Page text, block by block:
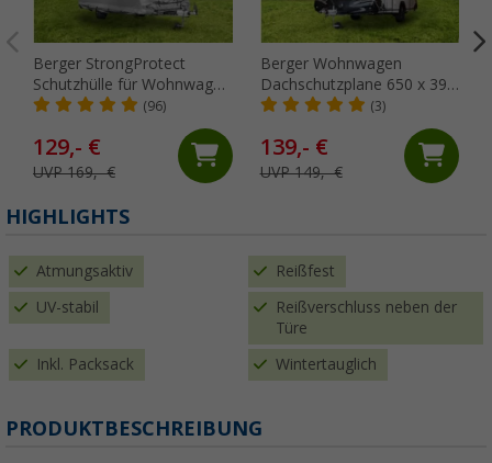
Berger StrongProtect
Schutzhülle für Wohnwagen
410 - 470 cm
(96)
129,- €
UVP 169,- €
Berger Wohnwagen
Dachschutzplane 650 x 390
cm
(3)
139,- €
UVP 149,- €
HIGHLIGHTS
Atmungsaktiv Reißfest
UV-stabil
Reißverschluss neben der
Türe
Inkl. Packsack Wintertauglich
PRODUKTBESCHREIBUNG